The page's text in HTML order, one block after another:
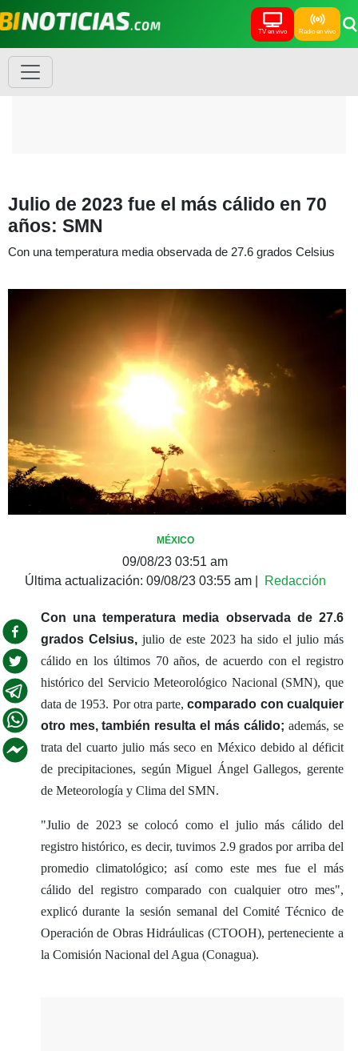
TV en vivo Radio en vivo
Julio de 2023 fue el más cálido en 70
años: SMN
Con una temperatura media observada de 27.6 grados Celsius
MÉXICO
09/08/23 03:51 am
Última actualización: 09/08/23 03:55 am| Redacción
Con una temperatura media observada de 27.6
grados Celsius,julio de este 2023 ha sido el julio más
cálido en los últimos 70 años, de acuerdo con el registro
histórico del Servicio Meteorológico Nacional (SMN), que
data de 1953. Por otra parte,comparado con cualquier
otro mes, también resulta el más cálido;además, se
trata del cuarto julio más seco en México debido al déficit
de precipitaciones, según Miguel Ángel Gallegos, gerente
de Meteorología y Clima del SMN.
"Julio de 2023 se colocó como el julio más cálido del
registro histórico, es decir, tuvimos 2.9 grados por arriba del
promedio climatológico; así como este mes fue el más
cálido del registro comparado con cualquier otro mes",
explicó durante la sesión semanal del Comité Técnico de
Operación de Obras Hidráulicas (CTOOH), perteneciente a
la Comisión Nacional del Agua (Conagua).